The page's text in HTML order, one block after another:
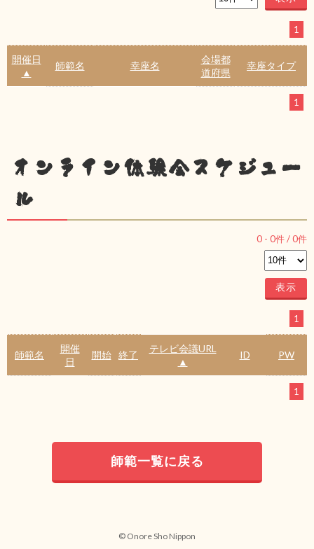
1
開催日
▲
師範名 幸座名
会場都
道府県
幸座タイプ
1
オンライン体験会スケジュー
ル
0 - 0件 /0件
1
師範名
開催
日
開始 終了
テレビ会議URL
▲
ID PW
1
師範一覧に戻る
© Onore Sho Nippon